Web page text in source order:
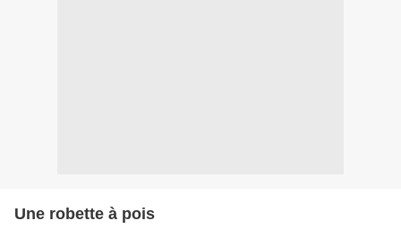
Une robette à pois